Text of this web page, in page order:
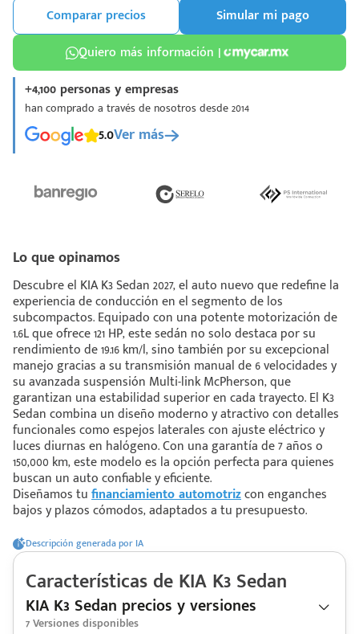
Lo que opinamos
Descubre el KIA K3 Sedan 2027, el auto nuevo que redefine la
experiencia de conducción en el segmento de los
subcompactos. Equipado con una potente motorización de
1.6L que ofrece 121 HP, este sedán no solo destaca por su
rendimiento de 19.16 km/l, sino también por su excepcional
manejo gracias a su transmisión manual de 6 velocidades y
su avanzada suspensión Multi-link McPherson, que
garantizan una estabilidad superior en cada trayecto. El K3
Sedan combina un diseño moderno y atractivo con detalles
funcionales como espejos laterales con ajuste eléctrico y
luces diurnas en halógeno. Con una garantía de 7 años o
150,000 km, este modelo es la opción perfecta para quienes
buscan un auto confiable y eficiente.
Diseñamos tufinanciamiento automotrizcon enganches
bajos y plazos cómodos, adaptados a tu presupuesto.
Descripción generada por IA
Características de KIA K3 Sedan
KIA K3 Sedan precios y versiones
7Versiones disponibles
Comparar precios
Simular mi pago
Quiero más información |
+4,100 personas y empresas
han comprado a través de nosotros desde 2014
5.0Ver más
¡Espera!
enviar tu cotización
Análisis Personalizado
asesor te guiará
la mejor desición.
más
estoy viendo 😀